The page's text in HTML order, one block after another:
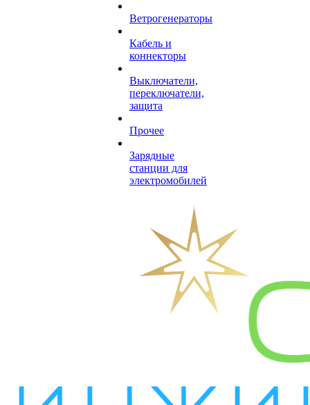
Ветрогенераторы
Кабель и
коннекторы
Выключатели,
переключатели,
защита
Прочее
Зарядные
станции для
электромобилей